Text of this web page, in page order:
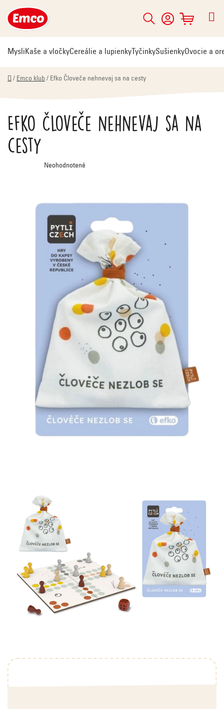
na
obsah
Hľadať
NÁKUPNÝ
KOŠÍK
MysliKaše a vločkyCereálie a lupienky TyčinkySušienkyOvocie a
Domov
/ Emco klub / Efko Človeče nehnevaj sa na cesty
Efko Človeče nehnevaj sa na
cesty
Priemerné
hodnotenie
Neohodnotené